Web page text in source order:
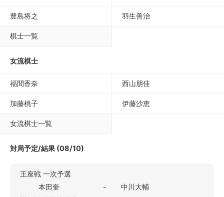
豊島将之 羽生善治
棋士一覧
女流棋士
福間香奈 西山朋佳
加藤桃子 伊藤沙恵
女流棋士一覧
対局予定/結果 (08/10)
王座戦 一次予選
本田奎
-
中川大輔